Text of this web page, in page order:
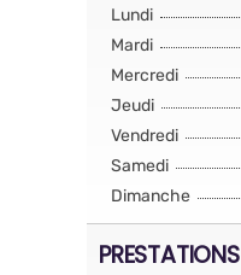
Lundi
Mardi
Mercredi
Jeudi
Vendredi
Samedi
Dimanche
PRESTATIONS